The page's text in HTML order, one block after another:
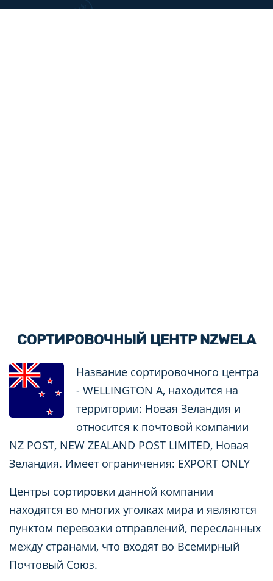
СОРТИРОВОЧНЫЙ ЦЕНТР NZWELA
Название сортировочного центра
- WELLINGTON A, находится на
территории: Новая Зеландия и
относится к почтовой компании
NZ POST, NEW ZEALAND POST LIMITED, Новая
Зеландия. Имеет ограничения: EXPORT ONLY
Центры сортировки данной компании
находятся во многих уголках мира и являются
пунктом перевозки отправлений, пересланных
между странами, что входят во Всемирный
Почтовый Союз.